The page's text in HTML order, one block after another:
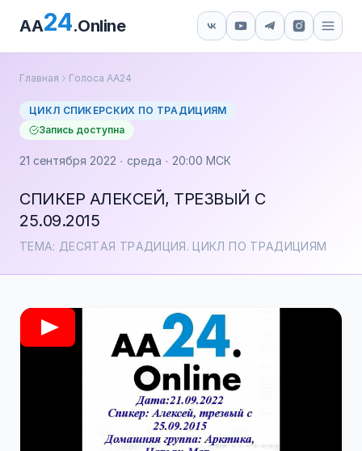
AA24.Online
Главная Голоса АА24
ЦИКЛ СПИКЕРСКИХ ПО ТРАДИЦИЯМ
Запись доступна
21 сентября 2022 · среда · 20:00 МСК
СПИКЕР АЛЕКСЕЙ, ТРЕЗВЫЙ С
25.09.2015
ТЕМА: ДЕСЯТАЯ ТРАДИЦИЯ. ЦИКЛ ПО ТРАДИЦИЯМ